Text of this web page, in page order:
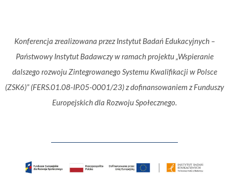
Konferencja zrealizowana przez Instytut Badań Edukacyjnych –
Państwowy Instytut Badawczy w ramach projektu „Wspieranie
dalszego rozwoju Zintegrowanego Systemu Kwalifikacji w Polsce
(ZSK6)” (FERS.01.08-IP.05-0001/23) z dofinansowaniem z Funduszy
Europejskich dla Rozwoju Społecznego.